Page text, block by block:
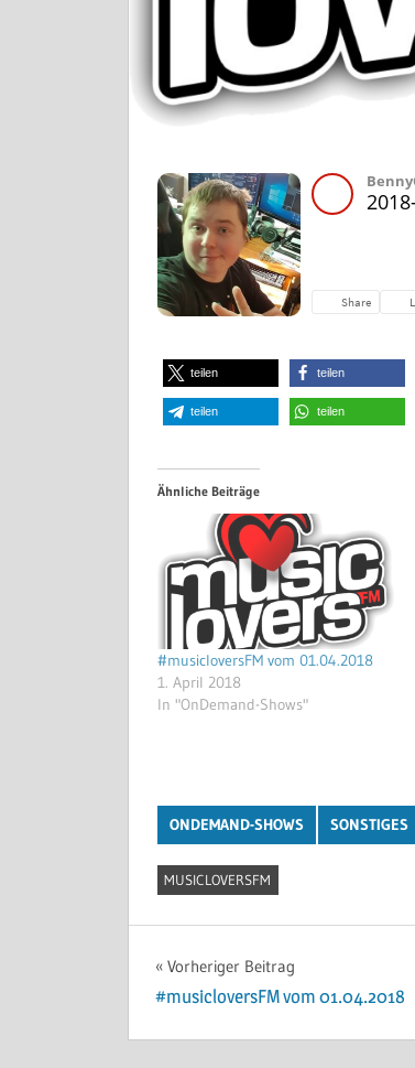
teilen teilen
teilen teilen
Ähnliche Beiträge
#musicloversFM vom 01.04.2018
1. April 2018
In "OnDemand-Shows"
ONDEMAND-SHOWS SONSTIGES
MUSICLOVERSFM
Beitragsnavigation
Vorheriger Beitrag
#musicloversFM vom 01.04.2018